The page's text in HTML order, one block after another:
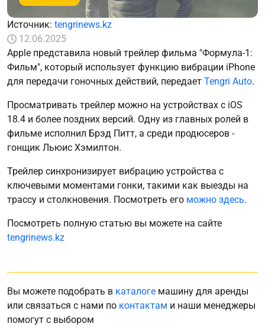
Источник: tengrinews.kz
12.06.2025
Apple представила новый трейлер фильма "Формула-1:
Фильм", который использует функцию вибрации iPhone
для передачи гоночных действий, передает Tengri Auto.
Просматривать трейлер можно на устройствах с iOS
18.4 и более поздних версий. Одну из главных ролей в
фильме исполнил Брэд Питт, а среди продюсеров -
гонщик Льюис Хэмилтон.
Трейлер синхронизирует вибрацию устройства с
ключевыми моментами гонки, такими как выезды на
трассу и столкновения. Посмотреть его можно здесь.
Посмотреть полную статью вы можете на сайте
tengrinews.kz
Вы можете подобрать в каталоге машину для аренды
или связаться с нами по контактам и наши менеджеры
помогут с выбором